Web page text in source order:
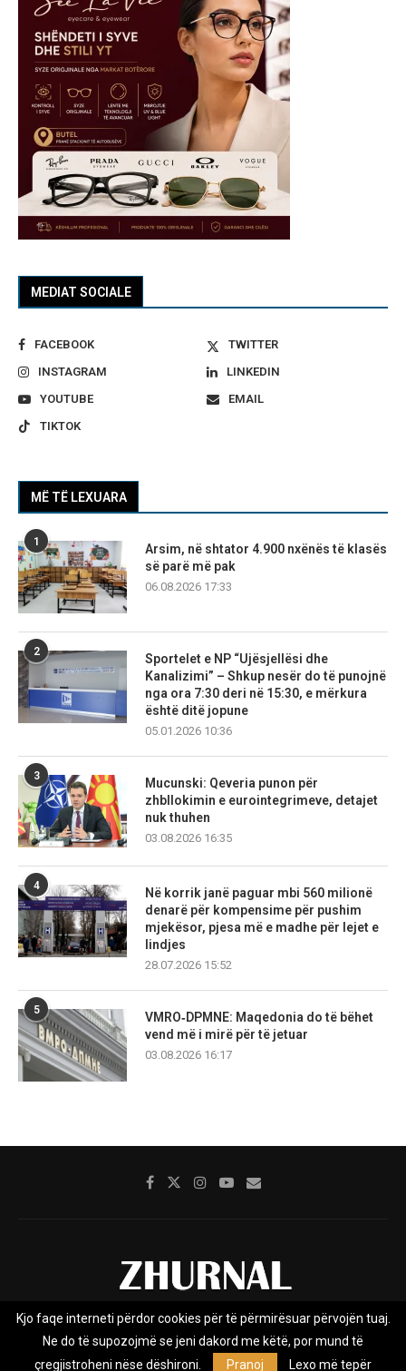
MEDIAT SOCIALE
FACEBOOK
TWITTER
INSTAGRAM
LINKEDIN
YOUTUBE
EMAIL
TIKTOK
MË TË LEXUARA
1
Arsim, në shtator 4.900 nxënës të klasës
së parë më pak
06.08.2026 17:33
2
Sportelet e NP “Ujësjellësi dhe
Kanalizimi” – Shkup nesër do të punojnë
nga ora 7:30 deri në 15:30, e mërkura
është ditë jopune
05.01.2026 10:36
3
Mucunski: Qeveria punon për
zhbllokimin e eurointegrimeve, detajet
nuk thuhen
03.08.2026 16:35
4
Në korrik janë paguar mbi 560 milionë
denarë për kompensime për pushim
mjekësor, pjesa më e madhe për lejet e
lindjes
28.07.2026 15:52
5
VMRO‑DPMNE: Maqedonia do të bëhet
vend më i mirë për të jetuar
03.08.2026 16:17
Rreth nesh Impresumi Marketing
Privacy Policy
Kjo faqe interneti përdor cookies për të përmirësuar përvojën tuaj.
Ne do të supozojmë se jeni dakord me këtë, por mund të
çregjistroheni nëse dëshironi.
Pranoj Lexo më tepër